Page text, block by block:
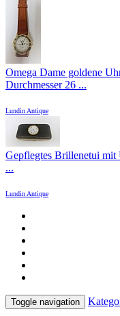
Omega Dame goldene
Durchmesser 26 ...
Lundin Antique
Gepflegtes Brillenetui
...
Lundin Antique
Toggle navigation